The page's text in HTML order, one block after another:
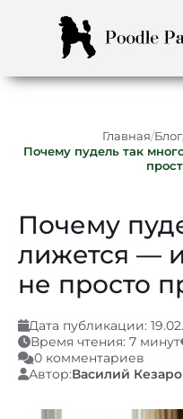
Главная/Блог
Почему пудель так
Почему
лижется —
не просто
Дата публикации:
Время чтения: 7 минут
0 комментариев
Автор:Василий